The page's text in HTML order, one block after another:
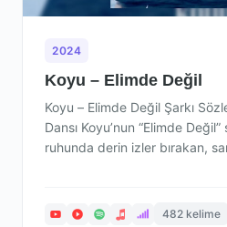
2024
Koyu – Elimde Değil
Koyu – Elimde Değil Şarkı
Dansı Koyu’nun “Elimde Değil”
ruhunda derin izler bırakan,
482 kelime